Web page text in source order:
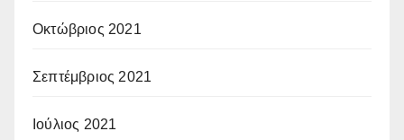
Οκτώβριος 2021
Σεπτέμβριος 2021
Ιούλιος 2021